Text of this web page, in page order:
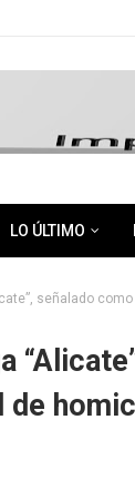
LO ÚLTIMO
señalado
de